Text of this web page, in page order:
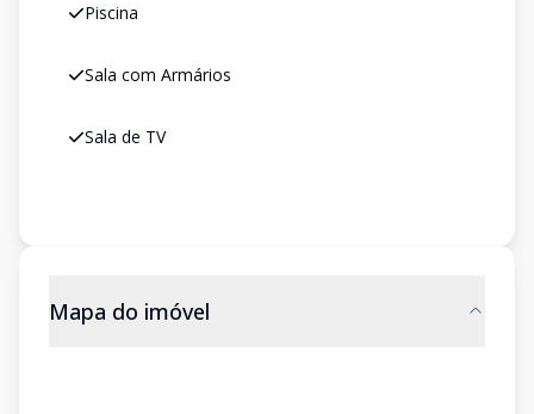
Piscina
Sala com Armários
Sala de TV
Mapa do imóvel